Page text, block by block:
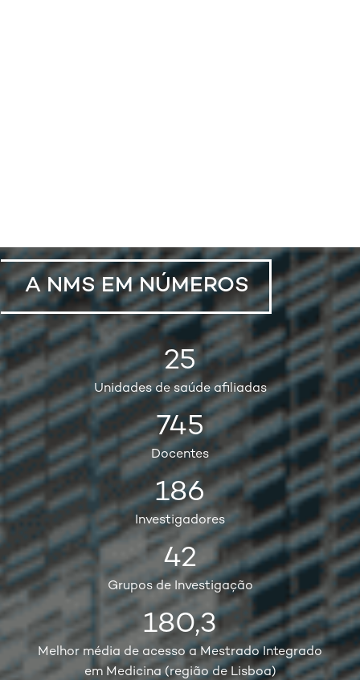
A NMS EM NÚMEROS
25
Unidades de saúde afiliadas
745
Docentes
186
Investigadores
42
Grupos de Investigação
180,3
Melhor média de acesso a Mestrado Integrado
em Medicina (região de Lisboa)